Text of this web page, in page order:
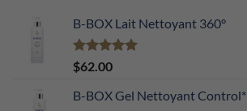
B-BOX Lait Nettoyant 360°
Note5.00
sur 5
$62.00
B-BOX Gel Nettoyant Control*